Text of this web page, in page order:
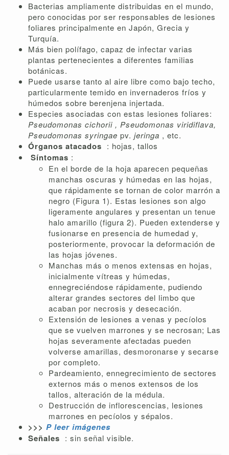
Bacterias ampliamente distribuidas en el mundo,
pero conocidas por ser responsables de lesiones
foliares principalmente en Japón, Grecia y
Turquía.
Más bien polífago, capaz de infectar varias
plantas pertenecientes a diferentes familias
botánicas.
Puede usarse tanto al aire libre como bajo techo,
particularmente temido en invernaderos fríos y
húmedos sobre berenjena injertada.
Especies asociadas con estas lesiones foliares:
Pseudomonas cichorii , Pseudomonas viridiflava,
Pseudomonas syringae pv. jeringa , etc.
Órganos atacados : hojas, tallos
Síntomas :
En el borde de la hoja aparecen pequeñas
manchas oscuras y húmedas en las hojas,
que rápidamente se tornan de color marrón a
negro (Figura 1). Estas lesiones son algo
ligeramente angulares y presentan un tenue
halo amarillo (figura 2). Pueden extenderse y
fusionarse en presencia de humedad y,
posteriormente, provocar la deformación de
las hojas jóvenes.
Manchas más o menos extensas en hojas,
inicialmente vítreas y húmedas,
ennegreciéndose rápidamente, pudiendo
alterar grandes sectores del limbo que
acaban por necrosis y desecación.
Extensión de lesiones a venas y pecíolos
que se vuelven marrones y se necrosan; Las
hojas severamente afectadas pueden
volverse amarillas, desmoronarse y secarse
por completo.
Pardeamiento, ennegrecimiento de sectores
externos más o menos extensos de los
tallos, alteración de la médula.
Destrucción de inflorescencias, lesiones
marrones en pecíolos y sépalos.
>>> P leer imágenes
Señales : sin señal visible.